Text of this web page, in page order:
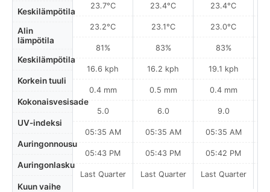
Keskilämpötila
Alin
lämpötila
Keskilämpötila
Korkein tuuli
Kokonaisvesisade
UV-indeksi
Auringonnousu
Auringonlasku
Kuun vaihe
23.7°C
23.2°C
81%
16.6 kph
0.4 mm
5.0
05:35 AM
05:43 PM
Last Quarter
23.4°C
23.1°C
83%
16.2 kph
0.5 mm
6.0
05:35 AM
05:43 PM
Last Quarter
23.4°C
23.0°C
83%
19.1 kph
0.4 mm
9.0
05:35 AM
05:42 PM
Last Quarter